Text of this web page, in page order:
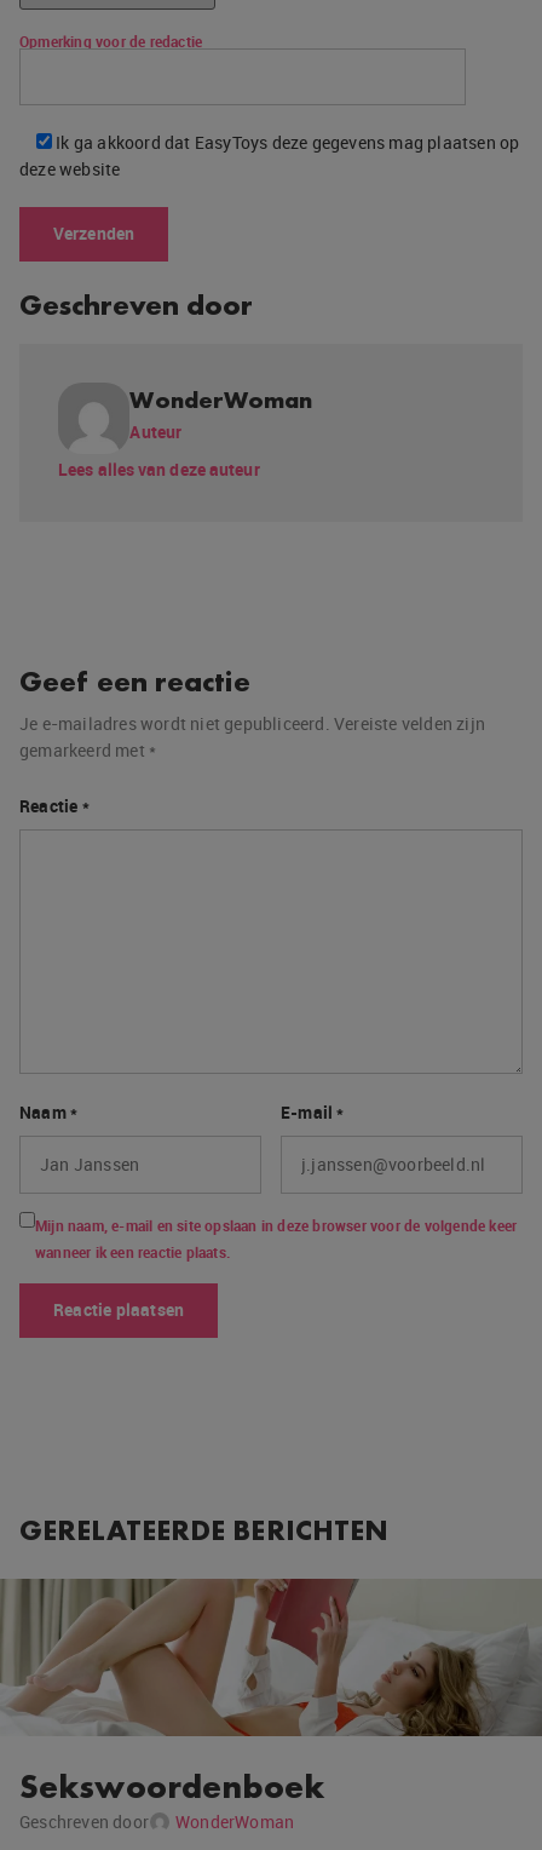
Opmerking voor de redactie
Ik ga akkoord dat EasyToys deze gegevens mag plaatsen op
deze website
Geschreven door
WonderWoman
Auteur
Lees alles van deze auteur
Geef een reactie
Je e-mailadres wordt niet gepubliceerd. Vereiste velden zijn
gemarkeerd met *
Reactie *
Naam* E-mail*
Mijn naam, e-mail en site opslaan in deze browser voor de volgende keer
wanneer ik een reactie plaats.
GERELATEERDE BERICHTEN
Sekswoordenboek
Geschreven door WonderWoman